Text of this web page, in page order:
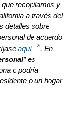
recopilamos y
a través del
detalles sobre
de acuerdo
aquí
. En
” es
o podría
o un hogar